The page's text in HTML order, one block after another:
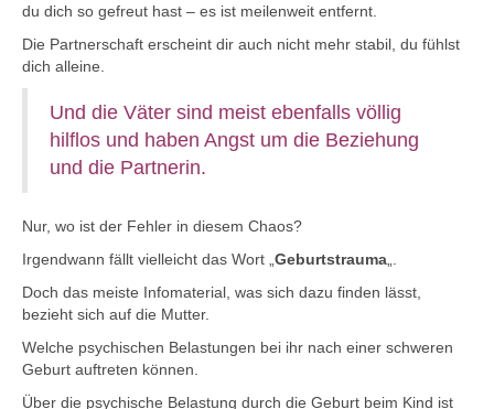
du dich so gefreut hast – es ist meilenweit entfernt.
Die Partnerschaft erscheint dir auch nicht mehr stabil, du fühlst
dich alleine.
Und die Väter sind meist ebenfalls völlig
hilflos und haben Angst um die Beziehung
und die Partnerin.
Nur, wo ist der Fehler in diesem Chaos?
Irgendwann fällt vielleicht das Wort „ Geburtstrauma
Doch das meiste Infomaterial, was sich dazu finden lässt,
bezieht sich auf die Mutter.
Welche psychischen Belastungen bei ihr nach einer schweren
Geburt auftreten können.
Über die psychische Belastung durch die Geburt beim Kind ist